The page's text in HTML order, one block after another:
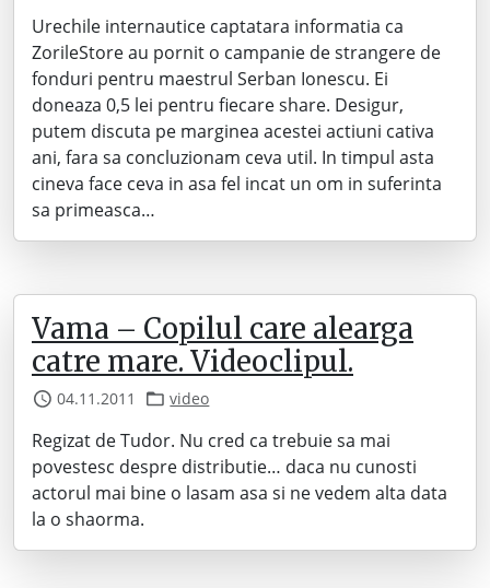
Urechile internautice captatara informatia ca
ZorileStore au pornit o campanie de strangere de
fonduri pentru maestrul Serban Ionescu. Ei
doneaza 0,5 lei pentru fiecare share. Desigur,
putem discuta pe marginea acestei actiuni cativa
ani, fara sa concluzionam ceva util. In timpul asta
cineva face ceva in asa fel incat un om in suferinta
sa primeasca…
Vama – Copilul care alearga
catre mare. Videoclipul.
04.11.2011 video
Regizat de Tudor. Nu cred ca trebuie sa mai
povestesc despre distributie… daca nu cunosti
actorul mai bine o lasam asa si ne vedem alta data
la o shaorma.